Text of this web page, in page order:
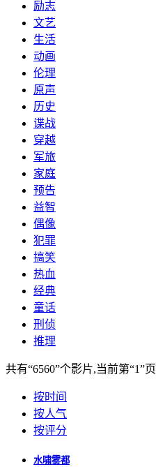
励志
文艺
生活
动画
伦理
原声
历史
谍战
穿越
军旅
家庭
预告
益智
偶像
犯罪
搞笑
热血
经典
童话
刑侦
推理
共有“6560”个影片,当前第“1”页
按时间
按人气
按评分
水啸雾都